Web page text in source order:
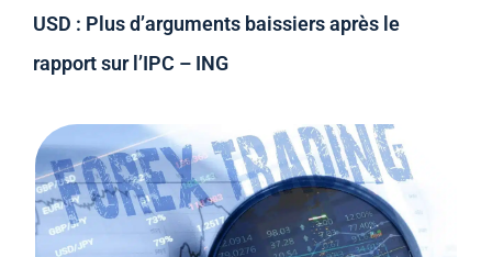
USD : Plus d’arguments baissiers après le
rapport sur l’IPC – ING